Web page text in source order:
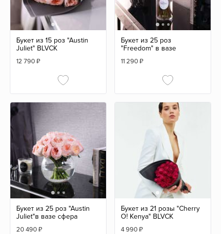
Букет из 15 роз "Austin
Juliet" BLVCK
12 790₽
Букет из 25 роз
"Freedom" в вазе
11 290₽
Букет из 25 роз "Austin
Juliet"в вазе сфера
20 490₽
Букет из 21 розы "Cherry
O! Kenya" BLVCK
4 990₽